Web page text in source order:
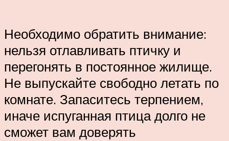
Необходимо обратить внимание:
нельзя отлавливать птичку и
перегонять в постоянное жилище.
Не выпускайте свободно летать по
комнате. Запаситесь терпением,
иначе испуганная птица долго не
сможет вам доверять